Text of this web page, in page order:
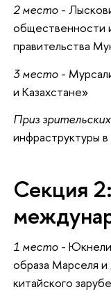
2 место -
общественности
правительства
3 место -
и Казахстане»
Приз
инфраструктуры
Секция
1 место -
образа Марселя и
китайского